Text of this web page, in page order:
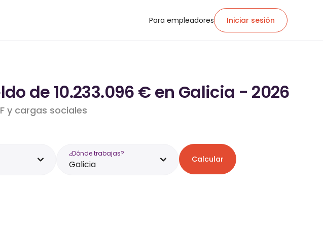
Para empleadores Iniciar sesión
de 10.233.096 € en Galicia - 2026
y cargas sociales
¿Dónde trabajas?
Galicia Calcular